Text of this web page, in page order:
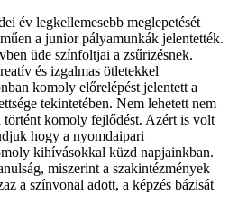
év legkellemesebb meglepetését
a junior pályamunkák jelentették.
üde színfoltjai a zsűrizésnek.
és izgalmas ötletekkel
komoly előrelépést jelentett a
tekintetében. Nem lehetett nem
történt komoly fejlődést. Azért is volt
hogy a nyomdaipari
kihívásokkal küzd napjainkban.
miszerint a szakintézmények
a színvonal adott, a képzés bázisát